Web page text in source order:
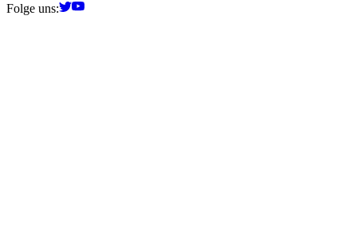
Folge uns: